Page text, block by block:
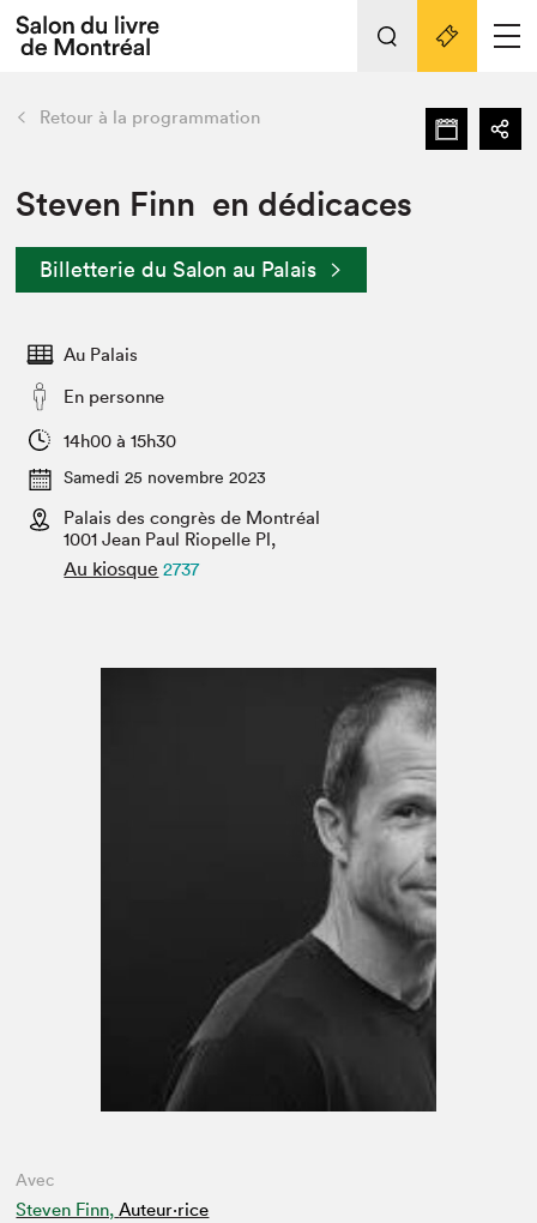
Espace exposant⋅e⋅s
Espace enseignant·e·s
Espace médias
L'événement
Préparer sa visite au Salon
Actualités
SLM PRO
retour Nos activités
Préparer sa visite
Salon dans la ville et en ligne
Projets partenaires
Liens pratiques
Retour à la programmation
Steven Finn en dédicaces
Billetterie du Salon au Palais
Au Palais
En personne
14h00 à 15h30
Samedi 25 novembre 2023
Palais des congrès de Montréal
1001 Jean Paul Riopelle Pl,
Au kiosque 2737
Avec
Steven Finn, Auteur·rice